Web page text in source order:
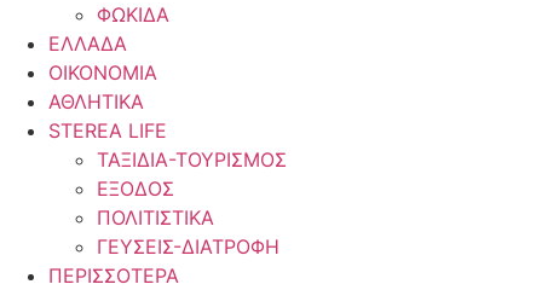
ΦΩΚΙΔΑ
ΕΛΛΑΔΑ
ΟΙΚΟΝΟΜΙΑ
ΑΘΛΗΤΙΚΑ
STEREA LIFE
ΤΑΞΙΔΙΑ-ΤΟΥΡΙΣΜΟΣ
ΕΞΟΔΟΣ
ΠΟΛΙΤΙΣΤΙΚΑ
ΓΕΥΣΕΙΣ-ΔΙΑΤΡΟΦΗ
ΠΕΡΙΣΣΟΤΕΡΑ